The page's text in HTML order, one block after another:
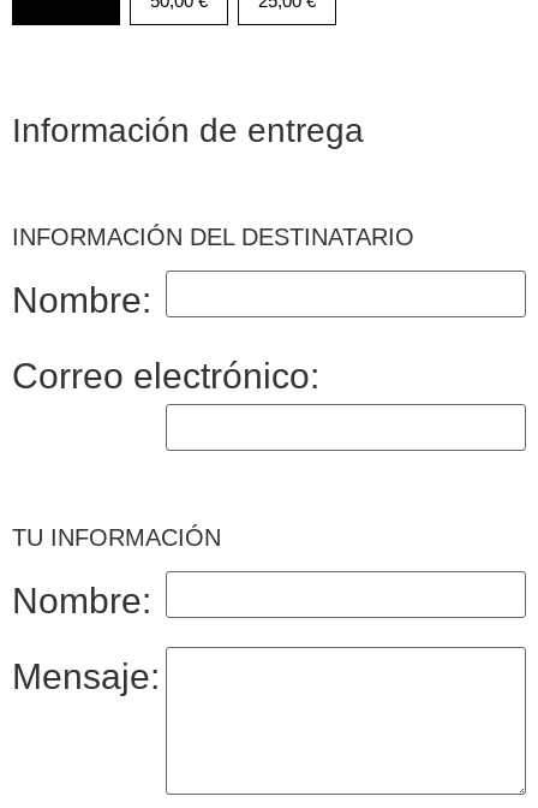
Información de entrega
INFORMACIÓN DEL DESTINATARIO
Nombre:
Correo electrónico:
TU INFORMACIÓN
Nombre:
Mensaje: